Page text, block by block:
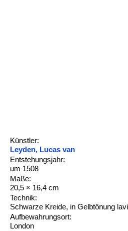
Künstler:
Leyden, Lucas van
Entstehungsjahr:
um 1508
Maße:
20,5 × 16,4 cm
Technik:
Schwarze Kreide, in Gelbtönung
Aufbewahrungsort:
London